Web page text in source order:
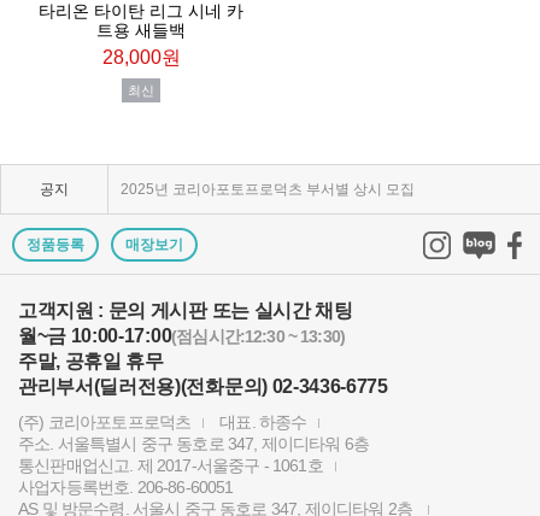
타리온 타이탄 리그 시네 카
트용 새들백
28,000원
최신
공지
KPP 브랜드 품질 보증 안내
2025년 코리아포토프로덕츠 부서별 상시 모집
쇼룸오픈기념 방문자 추첨 이벤트 당첨자 발표
KPP 쇼룸 오픈! 다양한 제품을 체험하고 구매하세요..
2024 레오포토 부산 세미나 경품추첨 당첨자 발표
토키나 주관 국제 필터 사진 공모전 2023 안내
빌트록스 모델 촬영회 (9/23) 후기이벤트 당첨자 발..
정품등록 매장보기
고객지원 : 문의 게시판 또는 실시간 채팅
월~금 10:00-17:00(점심시간:12:30 ~ 13:30)
주말, 공휴일 휴무
관리부서(딜러전용)(전화문의) 02-3436-6775
(주) 코리아포토프로덕츠
대표. 하종수
주소. 서울특별시 중구 동호로 347, 제이디타워 6층
통신판매업신고. 제 2017-서울중구 - 1061호
사업자등록번호. 206-86-60051
AS 및 방문수령. 서울시 중구 동호로 347, 제이디타워 2층